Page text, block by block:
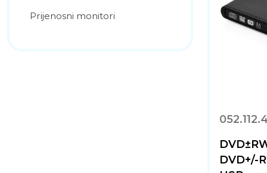
Prijenosni monitori
DVD+/-